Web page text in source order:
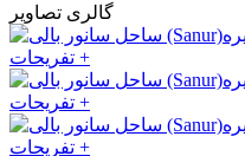
گالری تصاویر